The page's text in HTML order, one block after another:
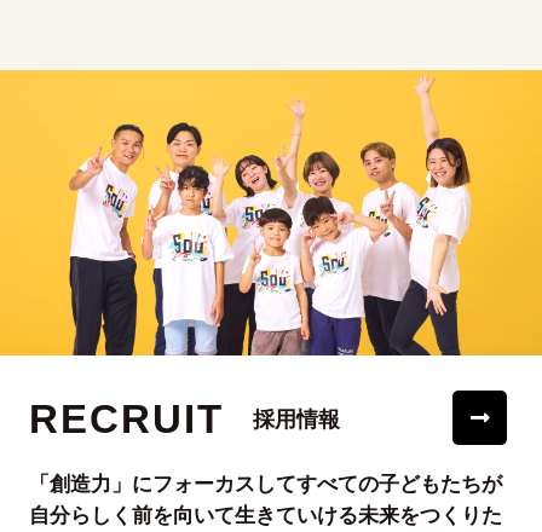
RECRUIT 採用情報
「創造力」にフォーカスしてすべての子どもたちが
自分らしく前を向いて生きていける未来をつくりた